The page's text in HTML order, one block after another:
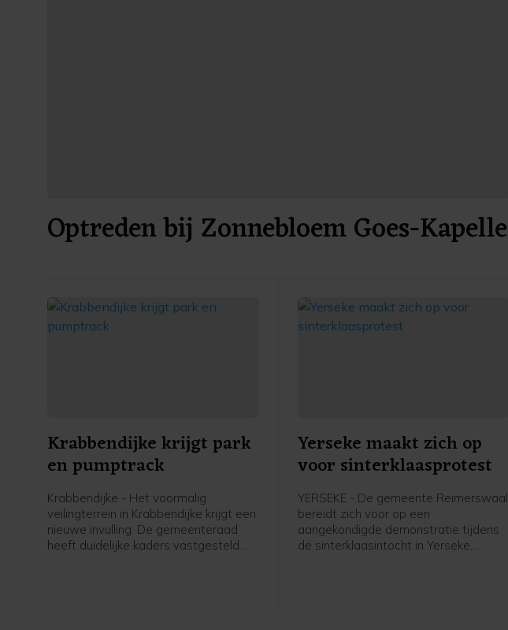
Optreden bij Zonnebloem Goes-Kapelle
Krabbendijke krijgt park
en pumptrack
Krabbendijke - Het voormalig
veilingterrein in Krabbendijke krijgt een
nieuwe invulling. De gemeenteraad
heeft duidelijke kaders vastgesteld
Yerseke maakt zich op
voor sinterklaasprotest
YERSEKE - De gemeente Reimerswaal
bereidt zich voor op een
aangekondigde demonstratie tijdens
de sinterklaasintocht in Yerseke,